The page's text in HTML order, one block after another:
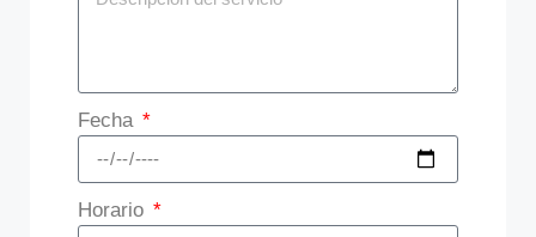
Fecha
Horario